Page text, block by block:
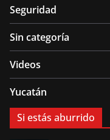
Seguridad
Sin categoría
Videos
Yucatán
Si estás aburrido